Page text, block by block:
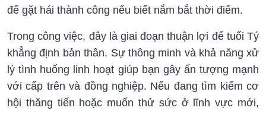
để gặt hái thành công nếu biết nắm bắt thời điểm.
Trong công việc, đây là giai đoạn thuận lợi để tuổi Tý
khẳng định bản thân. Sự thông minh và khả năng xử
lý tình huống linh hoạt giúp bạn gây ấn tượng mạnh
với cấp trên và đồng nghiệp. Nếu đang tìm kiếm cơ
hội thăng tiến hoặc muốn thử sức ở lĩnh vực mới,